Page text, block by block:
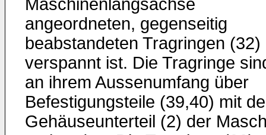
Maschinenlängsachse
angeordneten, gegenseitig
beabstandeten Tragringen (32)
verspannt ist. Die Tragringe
an ihrem Aussenumfang über
Befestigungsteile (39,40) mit
Gehäuseunterteil (2) der